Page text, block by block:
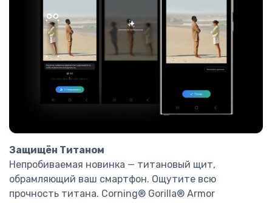
Защищён Титаном
Непробиваемая новинка — титановый щит,
обрамляющий ваш смартфон. Ощутите всю
прочность титана. Corning® Gorilla® Armor